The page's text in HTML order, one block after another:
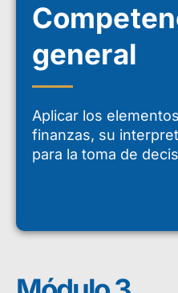
general
Aplicar los
finanzas, su
para la toma de